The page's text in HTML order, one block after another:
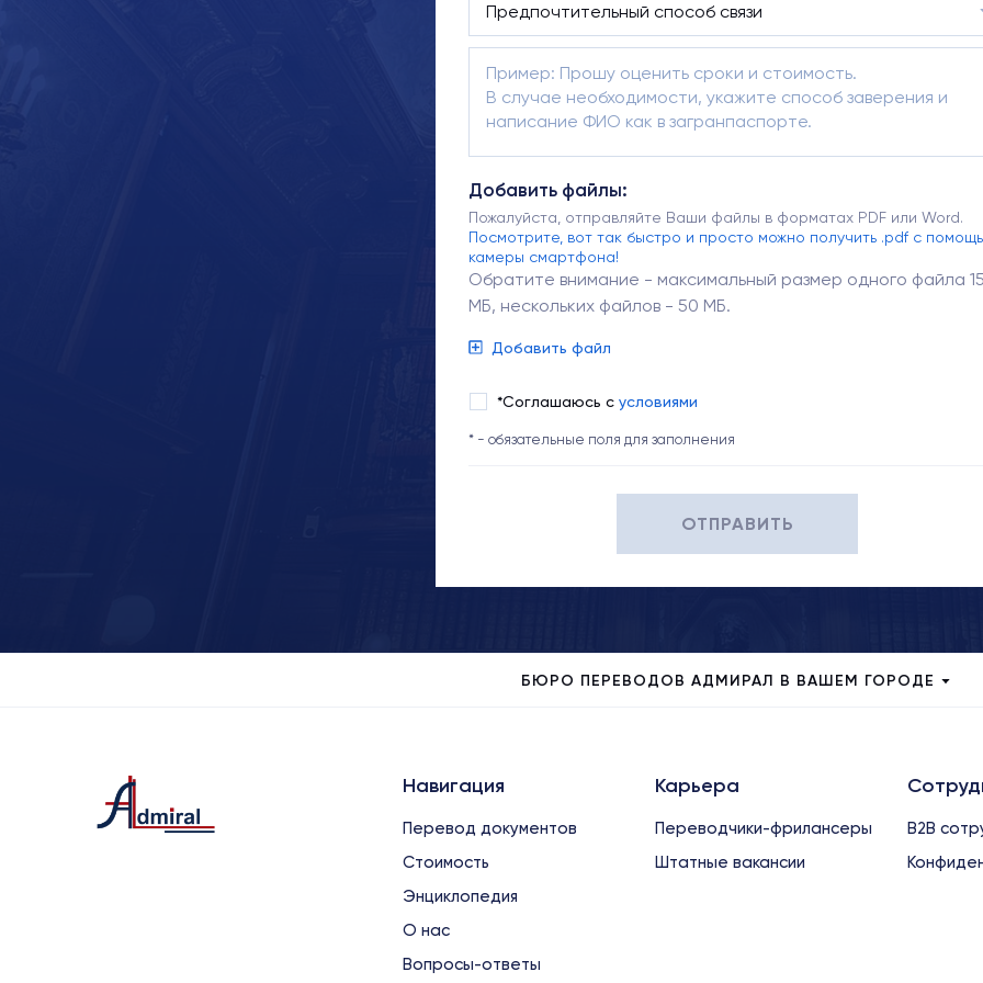
Добавить файлы:
Пожалуйста, отправляйте Ваши файлы в форматах PDF или Word.
Посмотрите, вот так быстро и просто можно получить .pdf с
камеры смартфона!
Обратите внимание - максимальный размер одного файла
МБ, нескольких файлов - 50 МБ.
Добавить файл
*Соглашаюсь с условиями
* - обязательные поля для заполнения
ОТПРАВИТЬ
БЮРО ПЕРЕВОДОВ АДМИРАЛ В ВАШЕМ ГОРОДЕ
Навигация
Перевод документов
Стоимость
Энциклопедия
О нас
Вопросы-ответы
Карьера
Переводчики-фрилансеры
Штатные вакансии
B2B